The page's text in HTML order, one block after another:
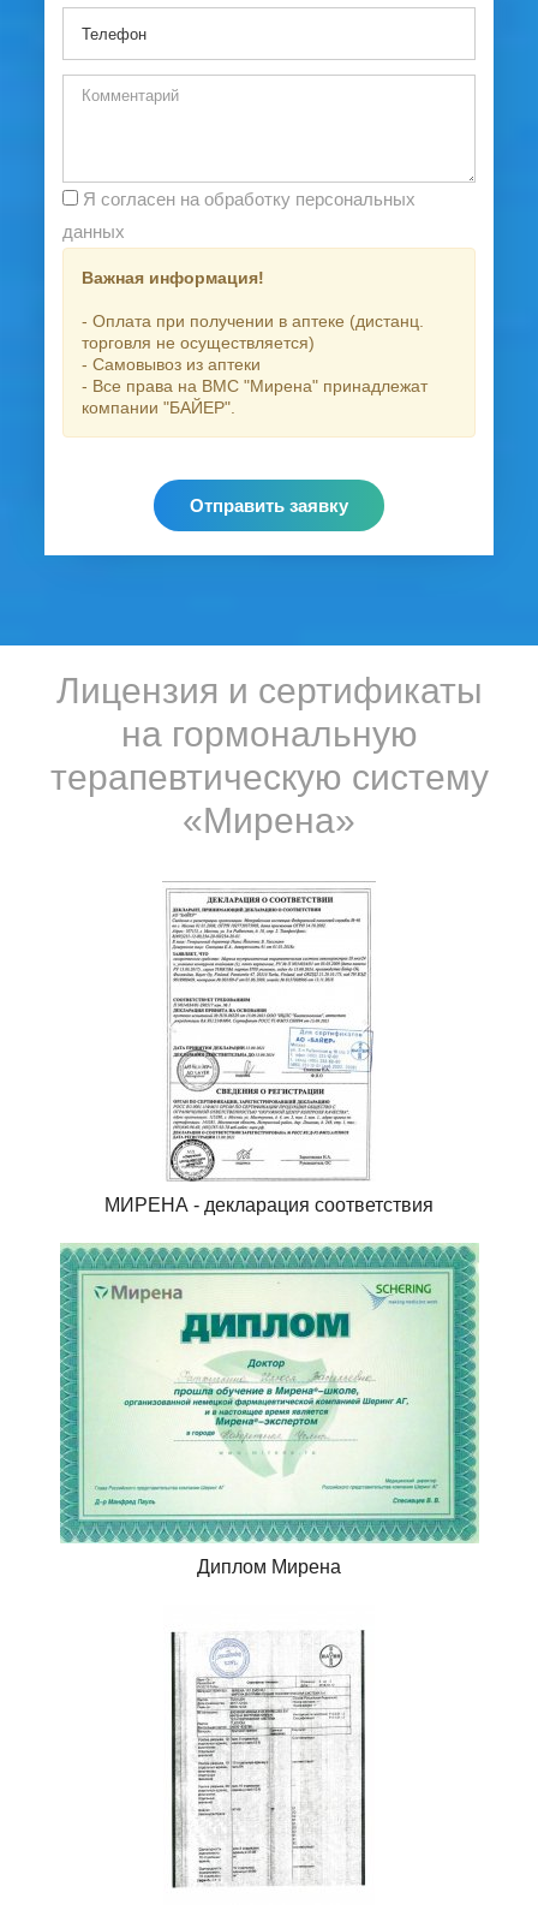
данных
Важная информация!
- Оплата при получении в аптеке (дистанц.
торговля не осуществляется)
- Самовывоз из аптеки
- Все права на ВМС "Мирена" принадлежат
компании "БАЙЕР".
Отправить заявку
Лицензия и сертификаты
на гормональную
терапевтическую систему
«Мирена»
МИРЕНА - декларация соответствия
Диплом Мирена